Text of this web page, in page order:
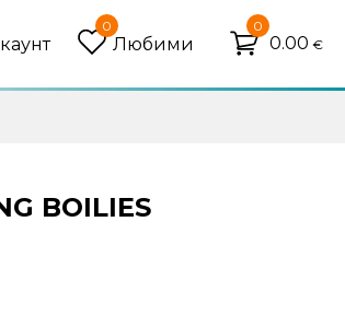
0
Любими
0
0.00 €
BOILIES